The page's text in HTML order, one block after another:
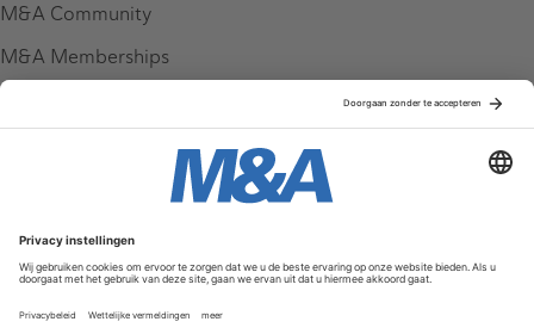
M&A Community
M&A Memberships
Service & Contact
Contact
FAQ